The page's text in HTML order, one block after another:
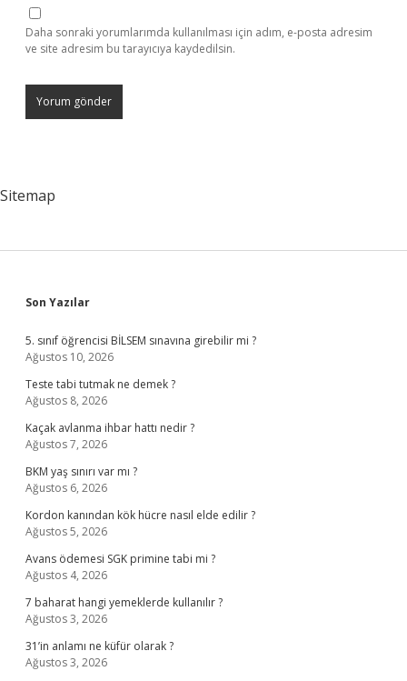
Daha sonraki yorumlarımda kullanılması için adım, e-posta adresim
ve site adresim bu tarayıcıya kaydedilsin.
Sitemap
Sidebar
Son Yazılar
5. sınıf öğrencisi BİLSEM sınavına girebilir mi ?
Ağustos 10, 2026
Teste tabi tutmak ne demek ?
Ağustos 8, 2026
Kaçak avlanma ihbar hattı nedir ?
Ağustos 7, 2026
BKM yaş sınırı var mı ?
Ağustos 6, 2026
Kordon kanından kök hücre nasıl elde edilir ?
Ağustos 5, 2026
Avans ödemesi SGK primine tabi mi ?
Ağustos 4, 2026
7 baharat hangi yemeklerde kullanılır ?
Ağustos 3, 2026
31’in anlamı ne küfür olarak ?
Ağustos 3, 2026